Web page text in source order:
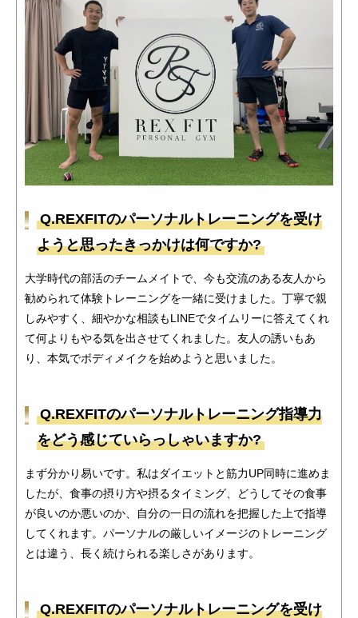
Q.REXFITのパーソナルトレーニングを受け
ようと思ったきっかけは何ですか?
大学時代の部活のチームメイトで、今も交流のある友人から
勧められて体験トレーニングを一緒に受けました。丁寧で親
しみやすく、細やかな相談もLINEでタイムリーに答えてくれ
て何よりもやる気を出させてくれました。友人の誘いもあ
り、本気でボディメイクを始めようと思いました。
Q.REXFITのパーソナルトレーニング指導力
をどう感じていらっしゃいますか?
まず分かり易いです。私はダイエットと筋力UP同時に進めま
したが、食事の摂り方や摂るタイミング、どうしてその食事
が良いのか悪いのか、自分の一日の流れを把握した上で指導
してくれます。パーソナルの厳しいイメージのトレーニング
とは違う、長く続けられる楽しさがあります。
Q.REXFITのパーソナルトレーニングを受け